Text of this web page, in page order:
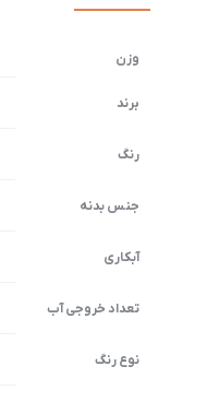
وزن
برند
رنگ
جنس بدنه
آبکاری
تعداد خروجی آب
نوع رنگ